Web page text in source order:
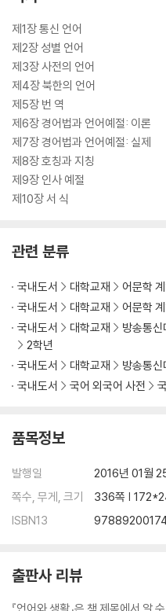
제1장 통신 언어
제2장 성별 언어
제3장 사전의 언어
제4장 북한의 언어
제5장 번 역
제6장 경어법과 언어예절: 이론
제7장 경어법과 언어예절: 실제
제8장 호칭과 지칭
제9장 인사 예절
제10장 서 식
관련 분류
국내도서 대학교재 어문학
국내도서
대학교재 어문학
국내도서
대학교재 방송통신
2학년
국내도서
대학교재 방송통신
국내도서
국어 외국어 사전
품목정보
발행일
2016년 01월
쪽수, 무게, 크기
336쪽 |
ISBN13
출판사 리뷰